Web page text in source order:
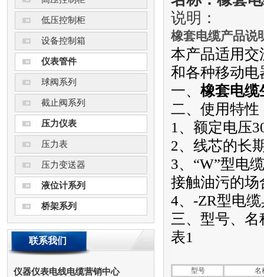
低压控制柜
设备控制箱
仪表管件
球阀系列
截止阀系列
压力仪表
压力表
压力变送器
液位计系列
桥架系列
联系我们
仪器仪表电线电缆营销中心
说明：
橡套电缆产品说
本产品适用交
和各种移动电
一、 橡套电缆
二、使用特性
1、额定电压
2、线芯的长
3、“W”型电
接触油污的场
4、-ZR型电
三、型号、
表1
型号
名